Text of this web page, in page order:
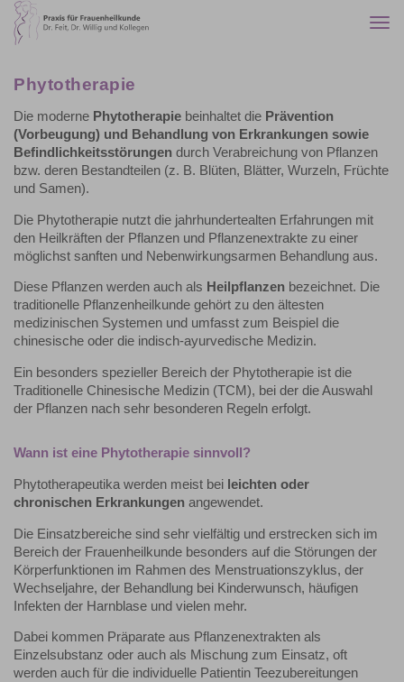
Phytotherapie
Die moderne Phytotherapie beinhaltet die Prävention
(Vorbeugung) und Behandlung von Erkrankungen sowie
Befindlichkeitsstörungen durch Verabreichung von Pflanzen
bzw. deren Bestandteilen (z. B. Blüten, Blätter, Wurzeln, Früchte
und Samen).
Die Phytotherapie nutzt die jahrhundertealten Erfahrungen mit
den Heilkräften der Pflanzen und Pflanzenextrakte zu einer
möglichst sanften und Nebenwirkungsarmen Behandlung aus.
Diese Pflanzen werden auch als Heilpflanzen bezeichnet. Die
traditionelle Pflanzenheilkunde gehört zu den ältesten
medizinischen Systemen und umfasst zum Beispiel die
chinesische oder die indisch-ayurvedische Medizin.
Ein besonders spezieller Bereich der Phytotherapie ist die
Traditionelle Chinesische Medizin (TCM), bei der die Auswahl
der Pflanzen nach sehr besonderen Regeln erfolgt.
Wann ist eine Phytotherapie sinnvoll?
Phytotherapeutika werden meist bei leichten oder
chronischen Erkrankungen angewendet.
Die Einsatzbereiche sind sehr vielfältig und erstrecken sich im
Bereich der Frauenheilkunde besonders auf die Störungen der
Körperfunktionen im Rahmen des Menstruationszyklus, der
Wechseljahre, der Behandlung bei Kinderwunsch, häufigen
Infekten der Harnblase und vielen mehr.
Dabei kommen Präparate aus Pflanzenextrakten als
Einzelsubstanz oder auch als Mischung zum Einsatz, oft
werden auch für die individuelle Patientin Teezubereitungen